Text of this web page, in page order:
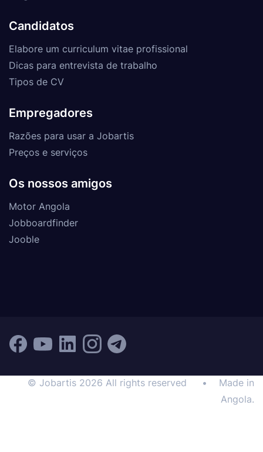
Candidatos
Elabore um curriculum vitae profissional
Dicas para entrevista de trabalho
Tipos de CV
Empregadores
Razões para usar a Jobartis
Preços e serviços
Os nossos amigos
Motor Angola
Jobboardfinder
Jooble
© Jobartis 2026 All rights reserved •
Made in
Angola.